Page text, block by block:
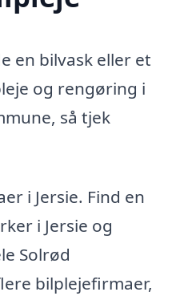
en bilvask eller et
og rengøring i
så tjek
i Jersie. Find en
i Jersie og
Solrød
bilplejefirmaer,